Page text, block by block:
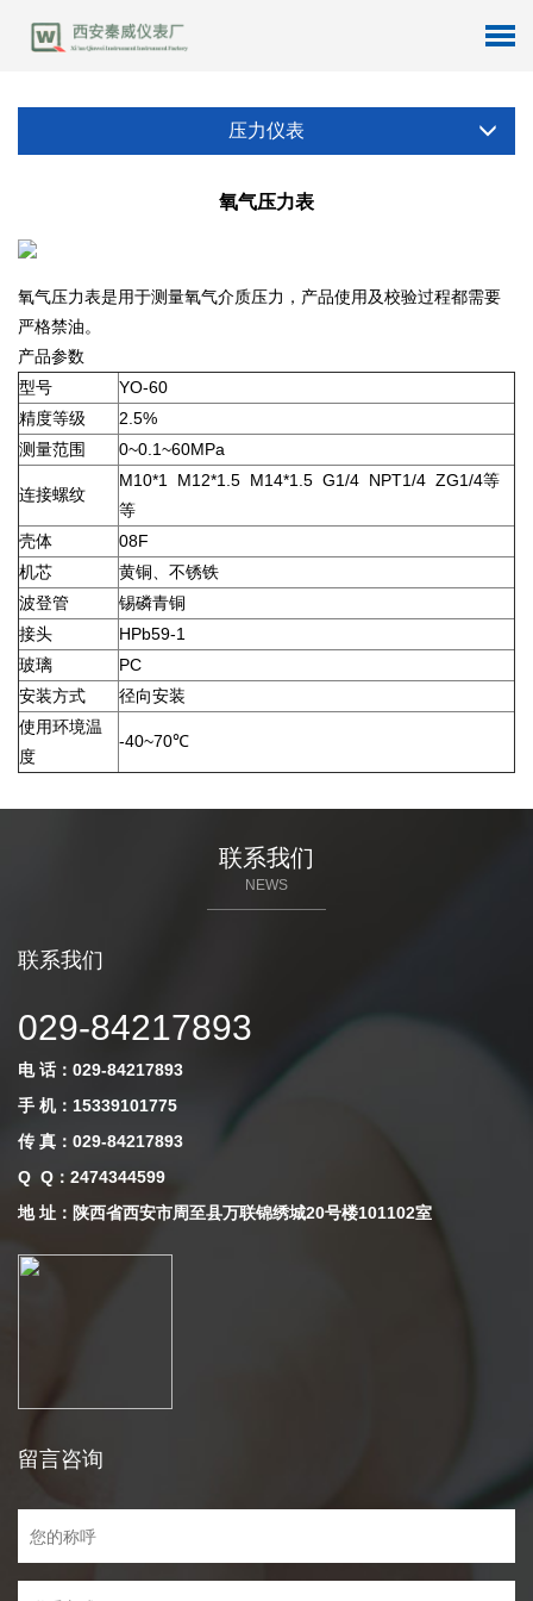
压力仪表
氧气压力表
氧气压力表是用于测量氧气介质压力，产品使用及校验过程都需要
严格禁油。
产品参数
型号
YO-60
精度等级
2.5%
测量范围
0~0.1~60MPa
连接螺纹
M10*1 M12*1.5 M14*1.5 G1/4 NPT1/4 ZG1/4等
等
壳体
08F
机芯
黄铜、不锈铁
波登管
锡磷青铜
接头
HPb59-1
玻璃
PC
安装方式
径向安装
使用环境温
度
-40~70℃
联系我们
NEWS
联系我们
029-84217893
电 话：029-84217893
手 机：15339101775
传 真：029-84217893
Q Q ： 2474344599
地 址：陕西省西安市周至县万联锦绣城20号楼101102室
留言咨询